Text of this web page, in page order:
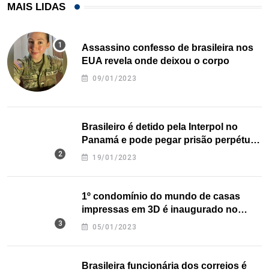
MAIS LIDAS
Assassino confesso de brasileira nos
EUA revela onde deixou o corpo
09/01/2023
Brasileiro é detido pela Interpol no
Panamá e pode pegar prisão perpétua
nos EUA
19/01/2023
1º condomínio do mundo de casas
impressas em 3D é inaugurado no
Texas
05/01/2023
Brasileira funcionária dos correios é